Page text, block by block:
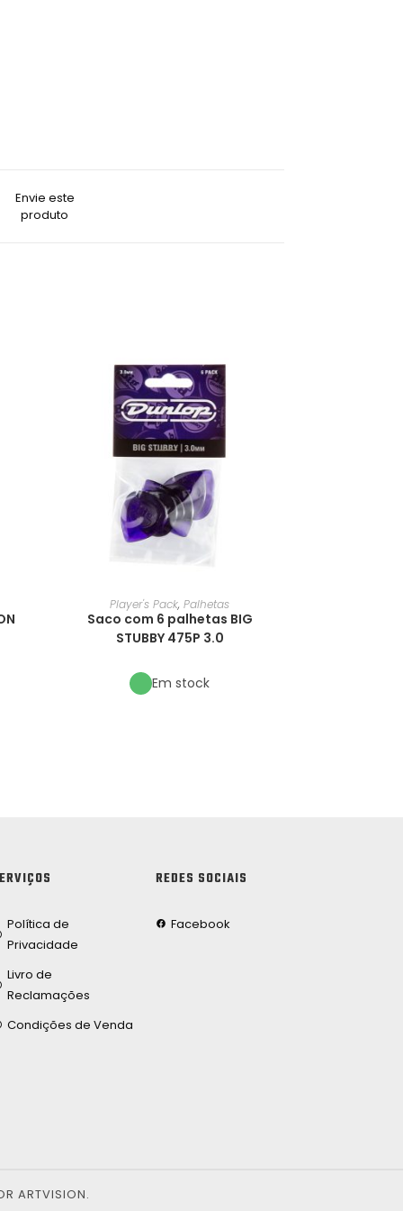
Envie este
produto
Player's Pack, Palhetas
Saco com 6 palhetas BIG
STUBBY 475P 3.0
Em stock
Política de
Privacidade
Livro de
Reclamações
Condições de Venda
REDES SOCIAIS
Facebook
ARTVISION.